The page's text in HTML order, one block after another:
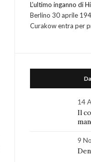
L’ultimo inganno di
Berlino 30 aprile
Curakow entra per
14
Il
9